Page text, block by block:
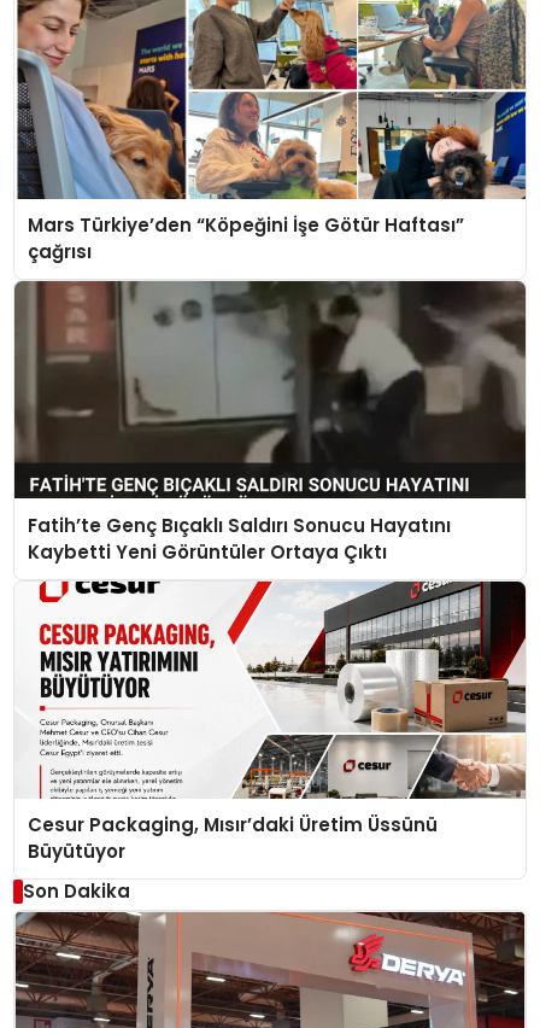
Mars Türkiye’den “Köpeğini İşe Götür Haftası”
çağrısı
Fatih’te Genç Bıçaklı Saldırı Sonucu Hayatını
Kaybetti Yeni Görüntüler Ortaya Çıktı
Cesur Packaging, Mısır’daki Üretim Üssünü
Büyütüyor
Son Dakika